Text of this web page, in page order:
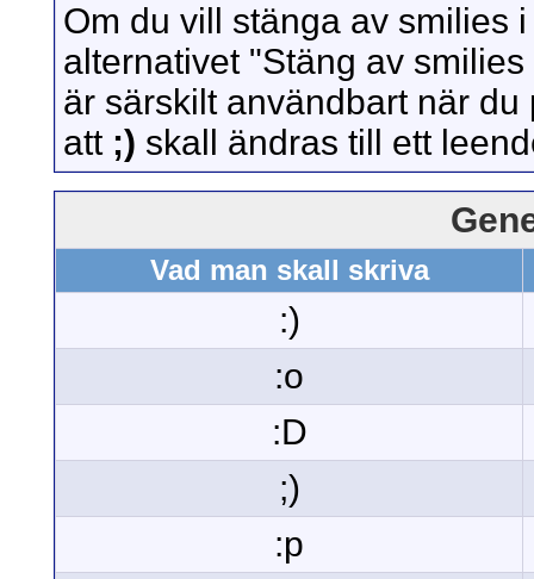
Om du vill stänga av smilies
alternativet "Stäng av
är särskilt användbart när
att ;) skall ändras till ett
Vad man skall skriva
:)
:o
:D
;)
:p